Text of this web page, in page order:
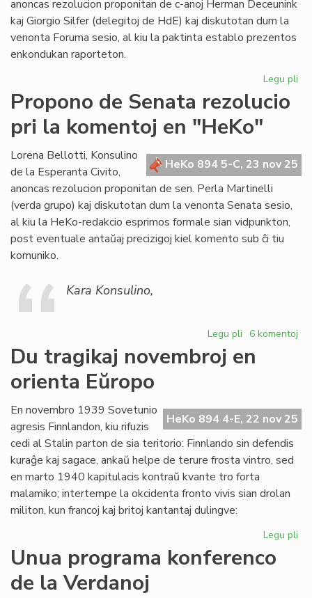
sesio
anoncas rezolucion proponitan de c-anoj Herman Deceunink
kaj Giorgio Silfer (delegitoj de HdE) kaj diskutotan dum la
venonta Foruma sesio, al kiu la paktinta establo prezentos
enkondukan raporteton.
Legu pli
pri
Propono de Senata rezolucio
pri la komentoj en "HeKo"
HeKo 894 5-C, 23 nov 25
Lorena Bellotti, Konsulino
de la Esperanta Civito,
anoncas rezolucion proponitan de sen. Perla Martinelli
(verda grupo) kaj diskutotan dum la venonta Senata sesio,
al kiu la HeKo-redakcio esprimos formale sian vidpunkton,
post eventuale antaŭaj precizigoj kiel komento sub ĉi tiu
komuniko.
Kara Konsulino,
Legu pli pri
de
pri
la
komentoj
en
"HeKo"
6 komentoj
Du tragikaj novembroj en
orienta Eŭropo
HeKo 894 4-E, 22 nov 25
En novembro 1939 Sovetunio
agresis Finnlandon, kiu rifuzis
cedi al Stalin parton de sia teritorio: Finnlando sin defendis
kuraĝe kaj sagace, ankaŭ helpe de terure frosta vintro, sed
en marto 1940 kapitulacis kontraŭ kvante tro forta
malamiko; intertempe la okcidenta fronto vivis sian drolan
militon, kun francoj kaj britoj kantantaj dulingve:
Legu pli
Unua programa konferenco
de la Verdanoj